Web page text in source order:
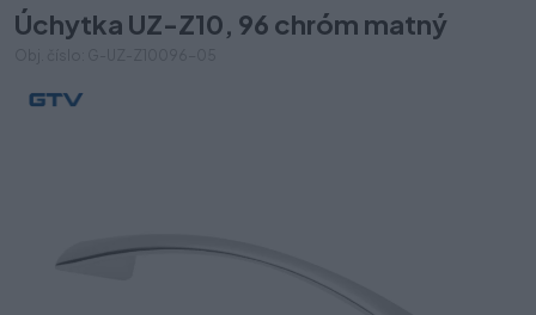
Úchytka UZ-Z10, 96 chróm matný